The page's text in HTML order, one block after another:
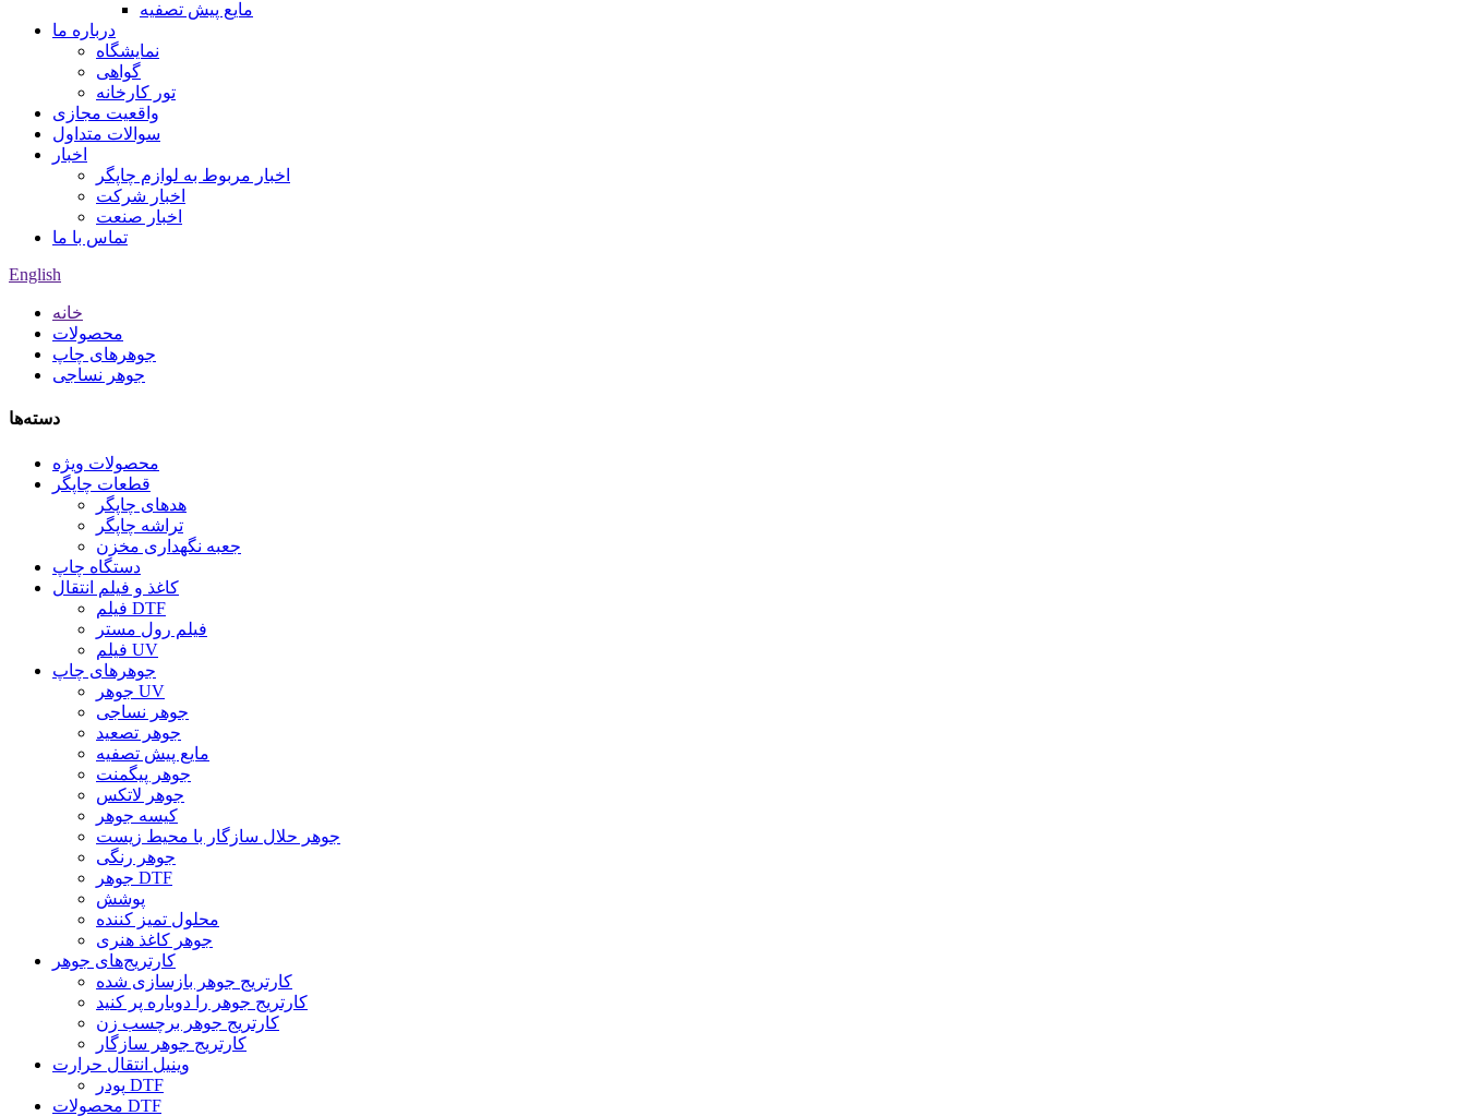
مایع پیش تصفیه
درباره ما
نمایشگاه
گواهی
تور کارخانه
واقعیت مجازی
سوالات متداول
اخبار
اخبار مربوط به لوازم چاپگر
اخبار شرکت
اخبار صنعت
تماس با ما
English
خانه
محصولات
جوهرهای چاپ
جوهر نساجی
دسته‌ها
محصولات ویژه
قطعات چاپگر
هدهای چاپگر
تراشه چاپگر
جعبه نگهداری مخزن
دستگاه چاپ
کاغذ و فیلم انتقال
فیلم DTF
فیلم رول مستر
فیلم UV
جوهرهای چاپ
جوهر UV
جوهر نساجی
جوهر تصعید
مایع پیش تصفیه
جوهر پیگمنت
جوهر لاتکس
کیسه جوهر
جوهر حلال سازگار با محیط زیست
جوهر رنگی
جوهر DTF
پوشش
محلول تمیز کننده
جوهر کاغذ هنری
کارتریج‌های جوهر
کارتریج جوهر بازسازی شده
کارتریج جوهر را دوباره پر کنید
کارتریج جوهر برچسب زن
کارتریج جوهر سازگار
وینیل انتقال حرارت
پودر DTF
محصولات DTF